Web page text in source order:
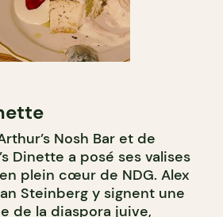
Nosh Bar et de
Dinette a posé ses valises
plein cœur de NDG. Alex
Steinberg y signent une
de la diaspora juive,